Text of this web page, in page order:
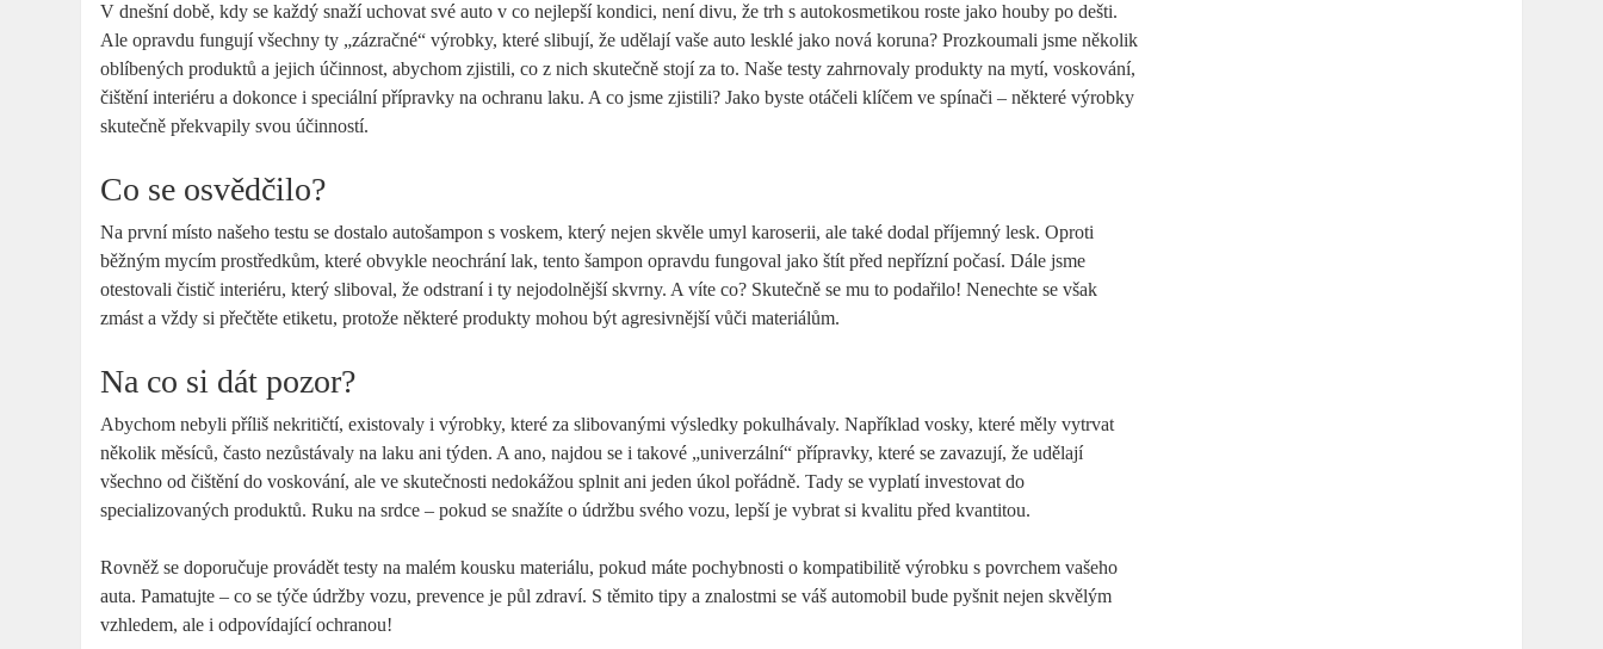
V dnešní době, kdy se každý snaží uchovat své auto v co nejlepší kondici, není divu, že trh s autokosmetikou roste jako houby po dešti.
Ale opravdu fungují všechny ty „zázračné“ výrobky, které slibují, že udělají vaše auto lesklé jako nová koruna? Prozkoumali jsme několik
oblíbených produktů a jejich účinnost, abychom zjistili, co z nich skutečně stojí za to. Naše testy zahrnovaly produkty na mytí, voskování,
čištění interiéru a dokonce i speciální přípravky na ochranu laku. A co jsme zjistili? Jako byste otáčeli klíčem ve spínači – některé výrobky
skutečně překvapily svou účinností.
Co se osvědčilo?
Na první místo našeho testu se dostalo autošampon s voskem, který nejen skvěle umyl karoserii, ale také dodal příjemný lesk. Oproti
běžným mycím prostředkům, které obvykle neochrání lak, tento šampon opravdu fungoval jako štít před nepřízní počasí. Dále jsme
otestovali čistič interiéru, který sliboval, že odstraní i ty nejodolnější skvrny. A víte co? Skutečně se mu to podařilo! Nenechte se však
zmást a vždy si přečtěte etiketu, protože některé produkty mohou být agresivnější vůči materiálům.
Na co si dát pozor?
Abychom nebyli příliš nekritičtí, existovaly i výrobky, které za slibovanými výsledky pokulhávaly. Například vosky, které měly vytrvat
několik měsíců, často nezůstávaly na laku ani týden. A ano, najdou se i takové „univerzální“ přípravky, které se zavazují, že udělají
všechno od čištění do voskování, ale ve skutečnosti nedokážou splnit ani jeden úkol pořádně. Tady se vyplatí investovat do
specializovaných produktů. Ruku na srdce – pokud se snažíte o údržbu svého vozu, lepší je vybrat si kvalitu před kvantitou.
Rovněž se doporučuje provádět testy na malém kousku materiálu, pokud máte pochybnosti o kompatibilitě výrobku s povrchem vašeho
auta. Pamatujte – co se týče údržby vozu, prevence je půl zdraví. S těmito tipy a znalostmi se váš automobil bude pyšnit nejen skvělým
vzhledem, ale i odpovídající ochranou!